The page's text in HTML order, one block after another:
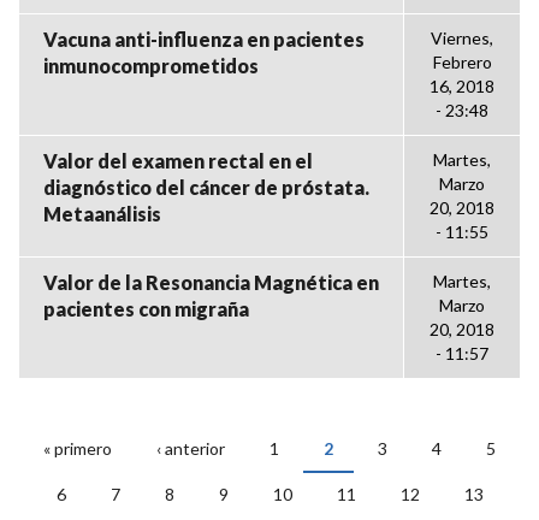
Vacuna anti-influenza en pacientes
inmunocomprometidos
Viernes,
Febrero
16, 2018
- 23:48
Valor del examen rectal en el
diagnóstico del cáncer de próstata.
Metaanálisis
Martes,
Marzo
20, 2018
- 11:55
Valor de la Resonancia Magnética en
pacientes con migraña
Martes,
Marzo
20, 2018
- 11:57
PÁGINAS
« primero ‹ anterior 1 2 3 4 5
6 7 8 9 10 11 12 13